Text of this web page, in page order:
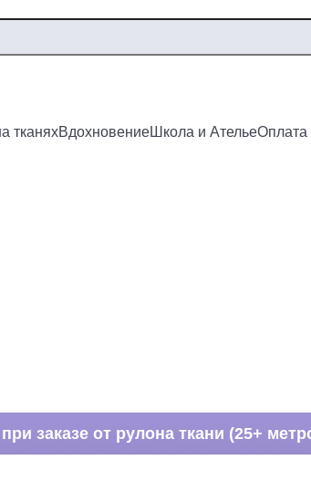
тканяхВдохновениеШкола и АтельеОплата
заказе от рулона ткани (25+